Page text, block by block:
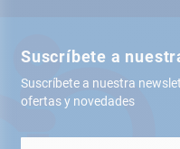
Suscríbete a
Suscríbete a nuestra
ofertas y novedades